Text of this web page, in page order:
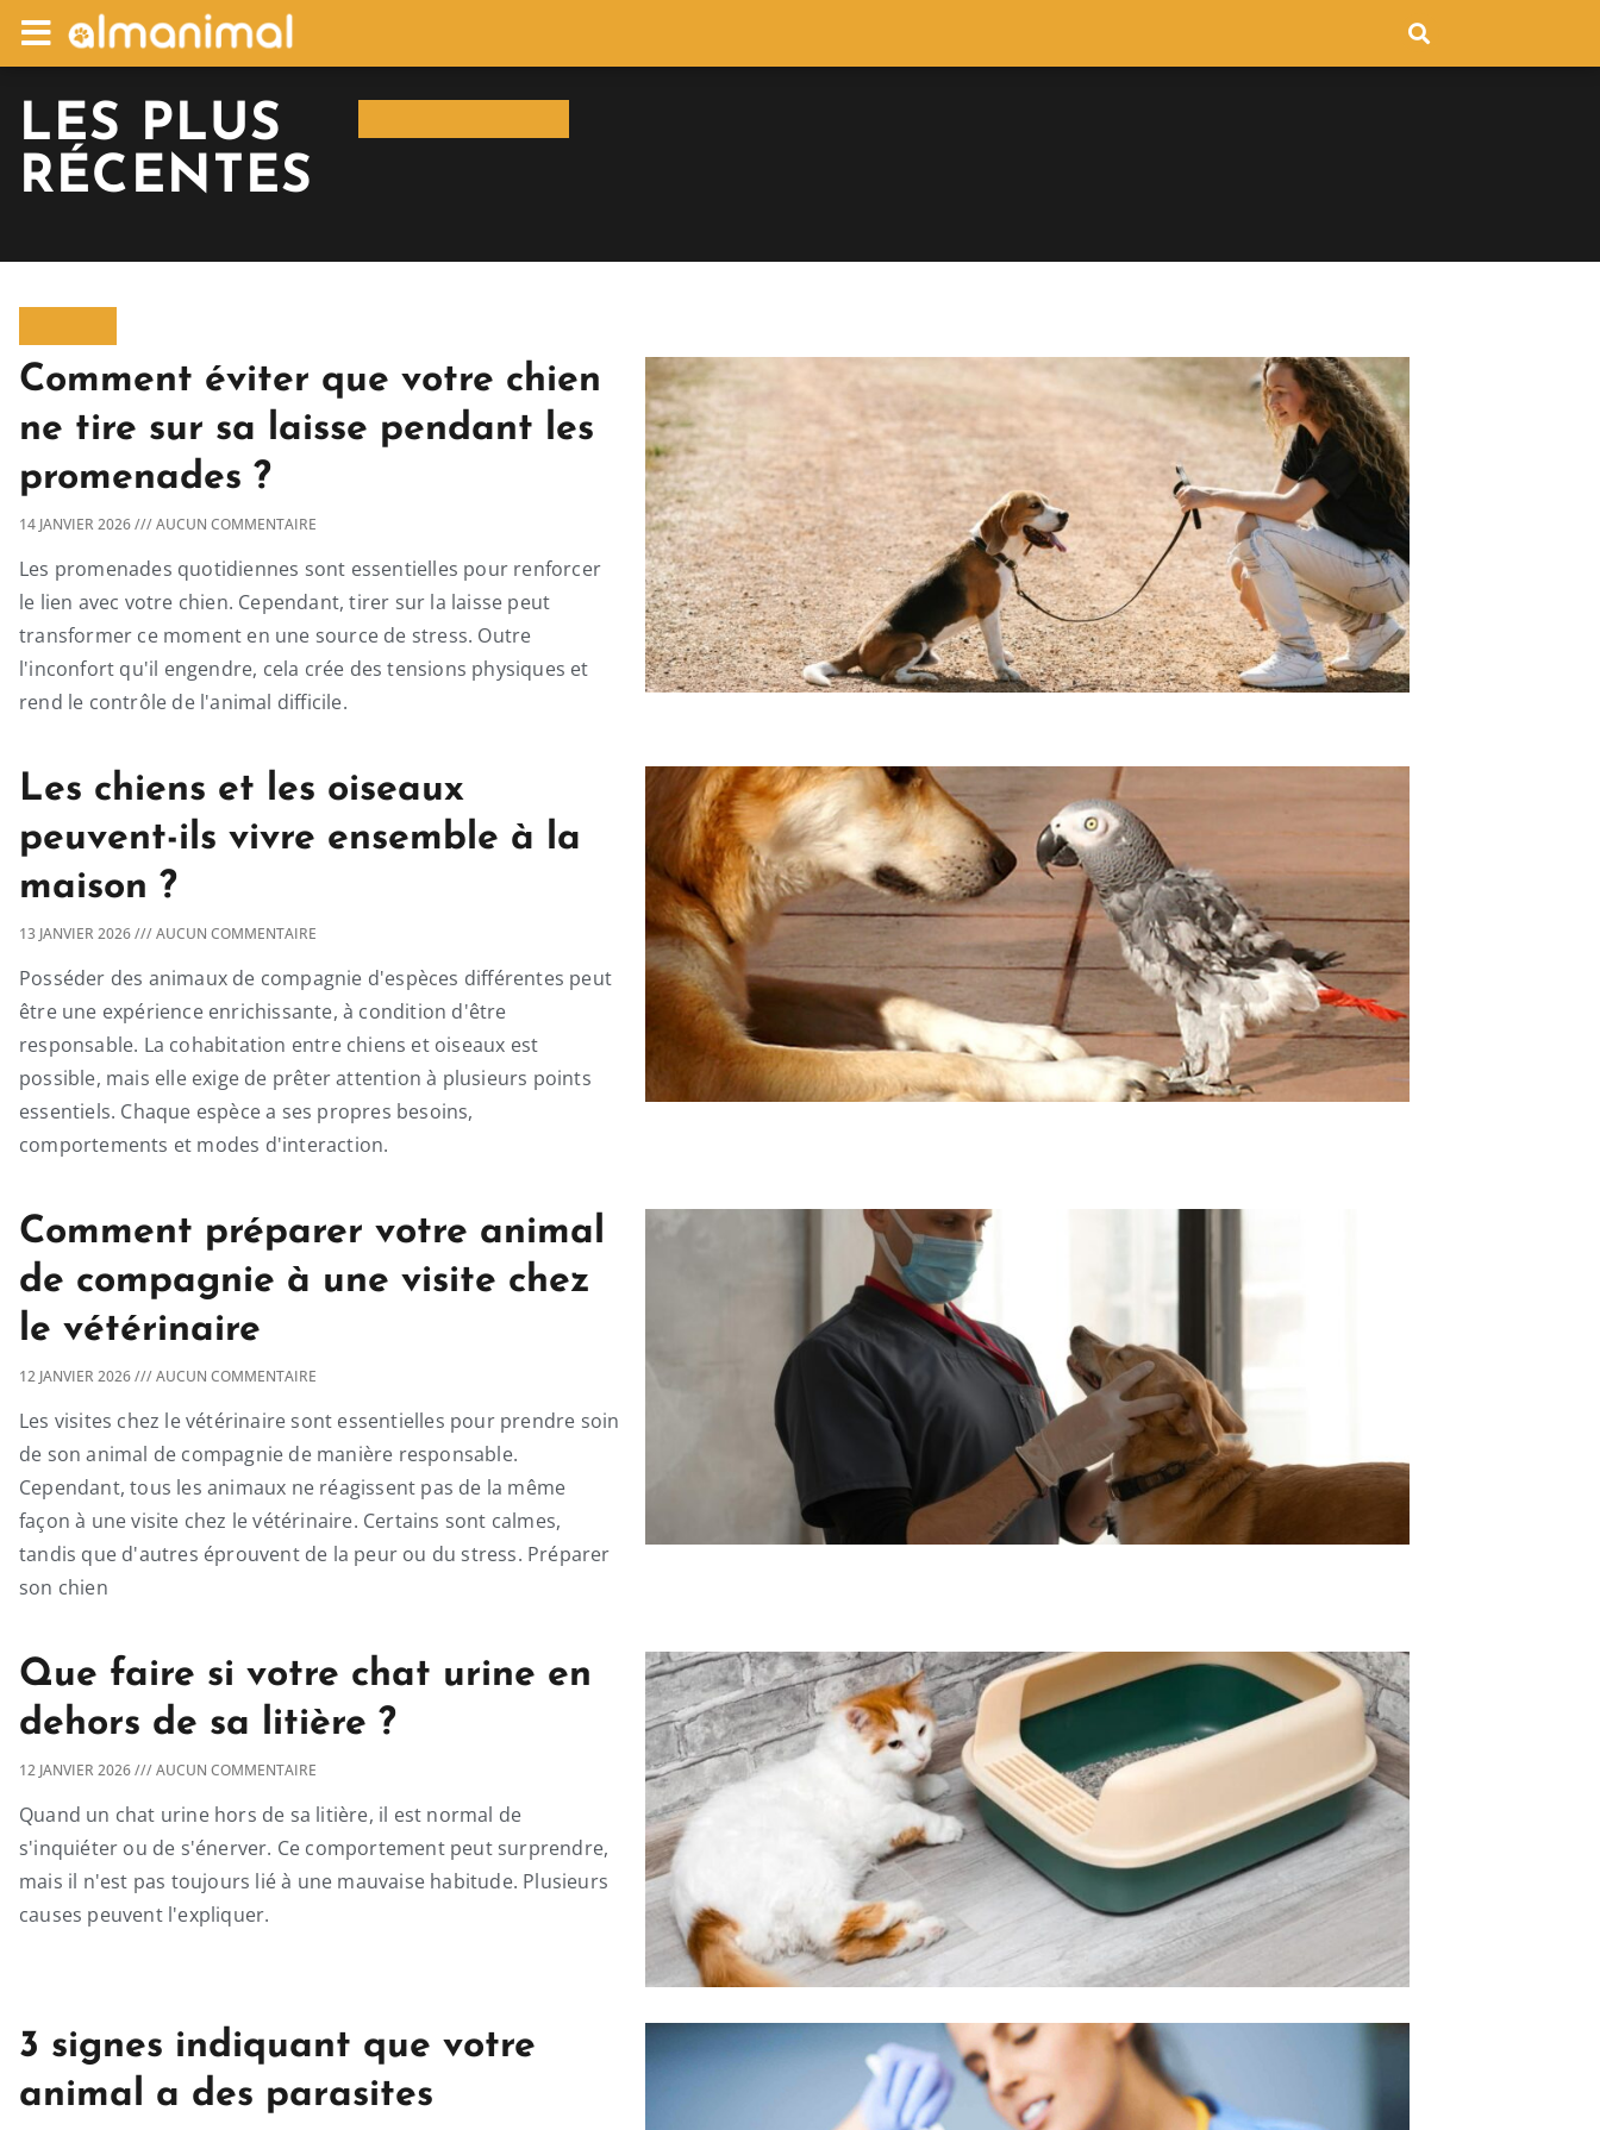
LES PLUS
RÉCENTES
Comment éviter que votre chien
ne tire sur sa laisse pendant les
promenades ?
14 JANVIER 2026 AUCUN COMMENTAIRE
Les promenades quotidiennes sont essentielles pour renforcer
le lien avec votre chien. Cependant, tirer sur la laisse peut
transformer ce moment en une source de stress. Outre
l'inconfort qu'il engendre, cela crée des tensions physiques et
rend le contrôle de l'animal difficile.
Les chiens et les oiseaux
peuvent-ils vivre ensemble à la
maison ?
13 JANVIER 2026 AUCUN COMMENTAIRE
Posséder des animaux de compagnie d'espèces différentes peut
être une expérience enrichissante, à condition d'être
responsable. La cohabitation entre chiens et oiseaux est
possible, mais elle exige de prêter attention à plusieurs points
essentiels. Chaque espèce a ses propres besoins,
comportements et modes d'interaction.
Comment préparer votre animal
de compagnie à une visite chez
le vétérinaire
12 JANVIER 2026 AUCUN COMMENTAIRE
Les visites chez le vétérinaire sont essentielles pour prendre soin
de son animal de compagnie de manière responsable.
Cependant, tous les animaux ne réagissent pas de la même
façon à une visite chez le vétérinaire. Certains sont calmes,
tandis que d'autres éprouvent de la peur ou du stress. Préparer
son chien
Que faire si votre chat urine en
dehors de sa litière ?
12 JANVIER 2026 AUCUN COMMENTAIRE
Quand un chat urine hors de sa litière, il est normal de
s'inquiéter ou de s'énerver. Ce comportement peut surprendre,
mais il n'est pas toujours lié à une mauvaise habitude. Plusieurs
causes peuvent l'expliquer.
3 signes indiquant que votre
animal a des parasites